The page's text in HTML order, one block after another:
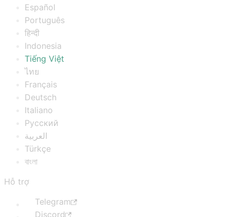
Español
Português
हिन्दी
Indonesia
Tiếng Việt
ไทย
Français
Deutsch
Italiano
Русский
العربية
Türkçe
বাংলা
Hỗ trợ
Telegram
Discord